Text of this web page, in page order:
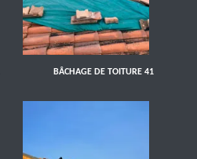
BÂCHAGE DE TOITURE 41